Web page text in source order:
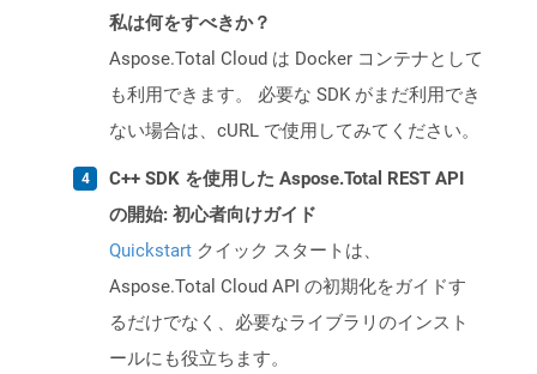
私は何をすべきか？
Aspose.Total Cloud は Docker コンテナとして
も利用できます。 必要な SDK がまだ利用でき
ない場合は、cURL で使用してみてください。
C++ SDK を使用した Aspose.Total REST API
の開始: 初心者向けガイド
Quickstart クイック スタートは、
Aspose.Total Cloud API の初期化をガイドす
るだけでなく、必要なライブラリのインスト
ールにも役立ちます。